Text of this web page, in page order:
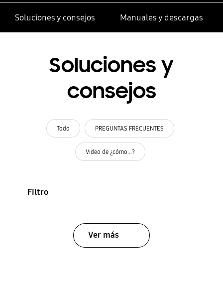
Soluciones y consejos Manuales y descargas
Soluciones y
consejos
Todo PREGUNTAS FRECUENTES
Video de ¿cómo...?
Filtro
Ver más